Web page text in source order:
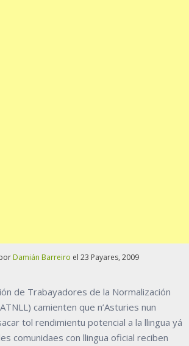
Damián Barreiro el 23 Payares, 2009
de Trabayadores de la Normalización
camienten que n’Asturies nun
tol rendimientu potencial a la llingua yá
comunidaes con llingua oficial reciben